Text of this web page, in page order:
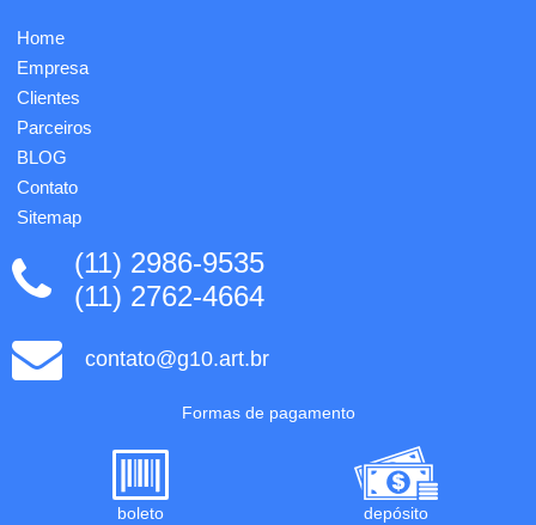
Cores
em
neon -
gravação
em uma
cor ja...
Home
Empresa
Clientes
Parceiros
BLOG
Contato
Sitemap
(11) 2986-9535
(11) 2762-4664
contato@g10.art.br
Formas de pagamento
boleto
depósito